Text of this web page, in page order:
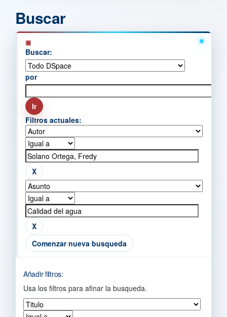
Buscar
Buscar:
por
Filtros actuales:
Comenzar nueva busqueda
Añadir filtros:
Usa los filtros para afinar la busqueda.